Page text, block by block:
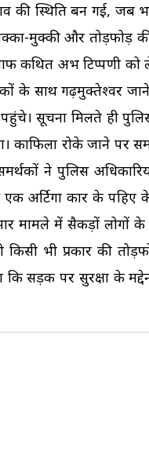
की स्थिति बन गई,
मुक्की और तोड़फोड़
कथित अभद्र
के साथ गढ़मुक्तेश्वर जाने
सूचना मिलते ही
काफिला रोके जाने
ने पुलिस
अर्टिगा कार के
में सैकड़ों लोगों के
भी प्रकार की
सड़क पर सुरक्षा के